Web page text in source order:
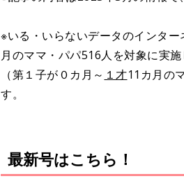
※いる・いらないデータのインタ
月のママ・パパ516人を対象に実
（第１子が０カ月～ １才11カ月の
す。
最新号はこちら！